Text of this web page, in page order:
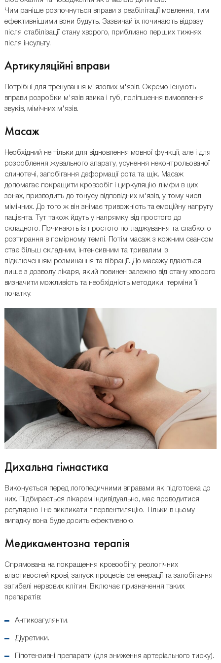
Чим раніше розпочнуться вправи з реабілітації мовлення, тим
ефективнішими вони будуть. Зазвичай їх починають відразу
після стабілізації стану хворого, приблизно перших тижнях
після інсульту.
Артикуляційні вправи
Потрібні для тренування м'язових м'язів. Окремо існують
вправи розробки м'язів язика і губ, поліпшення вимовлення
звуків, мімічних м'язів.
Масаж
Необхідний не тільки для відновлення мовної функції, але і для
розроблення жувального апарату, усунення неконтрольованої
слинотечі, запобігання деформації рота та щік. Масаж
допомагає покращити кровообіг і циркуляцію лімфи в цих
зонах, призводить до тонусу відповідних м'язів, у тому числі
мімічних. До того ж він знімає тривожність та емоційну напругу
пацієнта. Тут також йдуть у напрямку від простого до
складного. Починають із простого погладжування та слабкого
розтирання в помірному темпі. Потім масаж з кожним сеансом
стає більш складним, інтенсивним та тривалим із
підключенням розминання та вібрації. До масажу вдаються
лише з дозволу лікаря, який повинен залежно від стану хворого
визначити можливість та необхідність методики, терміни її
початку.
Дихальна гімнастика
Виконується перед логопедичними вправами як підготовка до
них. Підбирається лікарем індивідуально, має проводитися
регулярно і не викликати гіпервентиляцію. Тільки в цьому
випадку вона буде досить ефективною.
Медикаментозна терапія
Спрямована на покращення кровообігу, реологічних
властивостей крові, запуск процесів регенерації та запобігання
загибелі нервових клітин. Включає призначення таких
препаратів:
Антикоагулянти.
Діуретики.
Гіпотензивні препарати (для зниження артеріального тиску).